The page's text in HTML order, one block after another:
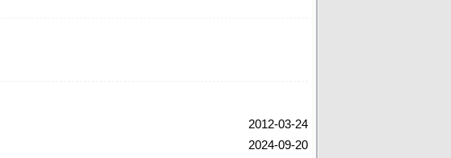
2012-03-24
2024-09-20